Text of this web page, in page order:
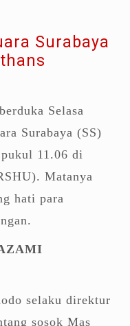
Surabaya
Selasa
Surabaya (SS)
11.06 di
Matanya
hati para
selaku direktur
sosok Mas